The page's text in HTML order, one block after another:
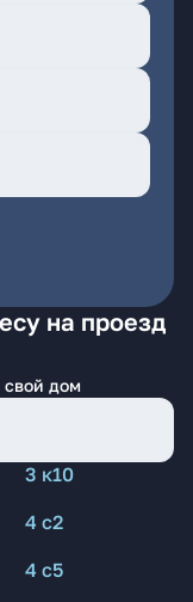
на проезд
свой дом
3 к10
4 с2
4 с5